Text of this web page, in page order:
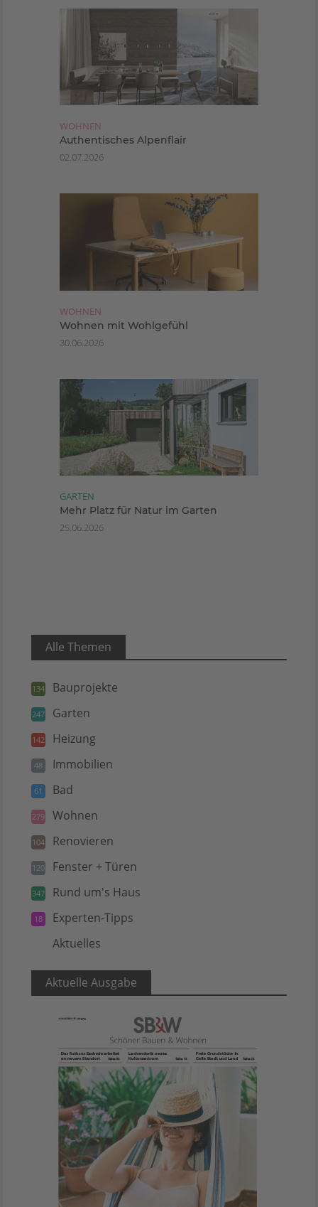
WOHNEN
Authentisches Alpenflair
02.07.2026
WOHNEN
Wohnen mit Wohlgefühl
30.06.2026
GARTEN
Mehr Platz für Natur im Garten
25.06.2026
Alle Themen
134 Bauprojekte
247 Garten
142 Heizung
48 Immobilien
61 Bad
279 Wohnen
104 Renovieren
120 Fenster + Türen
347 Rund um's Haus
18 Experten-Tipps
Aktuelles
Aktuelle Ausgabe